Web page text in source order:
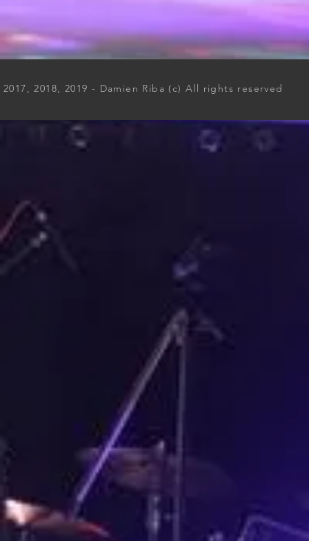
2017, 2018, 2019 - Damien Riba (c) All rights reserved